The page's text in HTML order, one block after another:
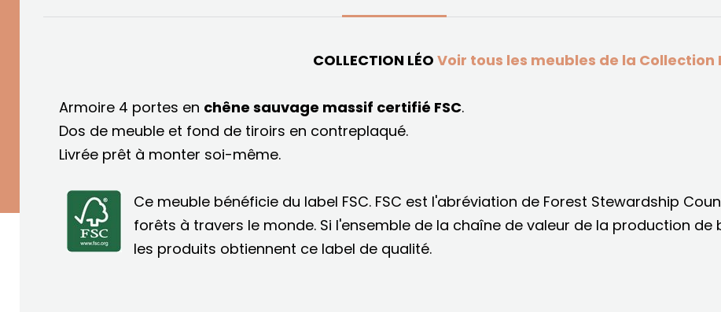
COLLECTION LÉO Voir tous les meubles de la Collection
Armoire 4 portes en chêne sauvage massif certifié FSC.
Dos de meuble et fond de tiroirs en contreplaqué.
Livrée prêt à monter soi-même.
Ce meuble bénéficie du label FSC. FSC est l'abréviation de Forest Stewardship
forêts à travers le monde. Si l'ensemble de la chaîne de valeur de la production
les produits obtiennent ce label de qualité.